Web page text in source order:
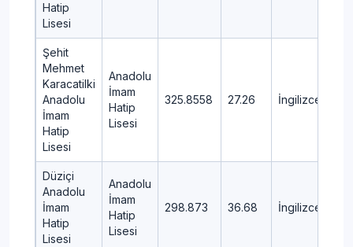
Hatip
Lisesi
Şehit
Mehmet
Karacatilki
Anadolu
İmam
Hatip
Lisesi
Anadolu
İmam
Hatip
Lisesi
325.8558 27.26 İngilizce
Düziçi
Anadolu
İmam
Hatip
Lisesi
Anadolu
İmam
Hatip
Lisesi
298.873 36.68 İngilizce